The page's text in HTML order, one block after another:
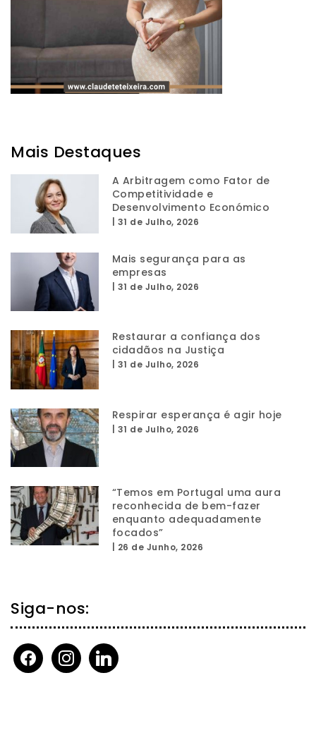
Mais Destaques
A Arbitragem como Fator de
Competitividade e
Desenvolvimento Económico
31 de Julho, 2026
Mais segurança para as
empresas
31 de Julho, 2026
Restaurar a confiança dos
cidadãos na Justiça
31 de Julho, 2026
Respirar esperança é agir hoje
31 de Julho, 2026
“Temos em Portugal uma aura
reconhecida de bem-fazer
enquanto adequadamente
focados”
26 de Junho, 2026
Siga-nos:
facebookinstagramlinkedin